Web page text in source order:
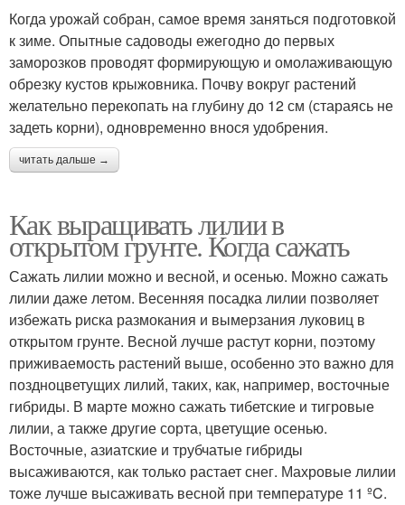
Когда урожай собран, самое время заняться подготовкой
к зиме. Опытные садоводы ежегодно до первых
заморозков проводят формирующую и омолаживающую
обрезку кустов крыжовника. Почву вокруг растений
желательно перекопать на глубину до 12 см (стараясь не
задеть корни), одновременно внося удобрения.
читать дальше →
Как выращивать лилии в
открытом грунте. Когда сажать
Сажать лилии можно и весной, и осенью. Можно сажать
лилии даже летом. Весенняя посадка лилии позволяет
избежать риска размокания и вымерзания луковиц в
открытом грунте. Весной лучше растут корни, поэтому
приживаемость растений выше, особенно это важно для
поздноцветущих лилий, таких, как, например, восточные
гибриды. В марте можно сажать тибетские и тигровые
лилии, а также другие сорта, цветущие осенью.
Восточные, азиатские и трубчатые гибриды
высаживаются, как только растает снег. Махровые лилии
тоже лучше высаживать весной при температуре 11 ºC.